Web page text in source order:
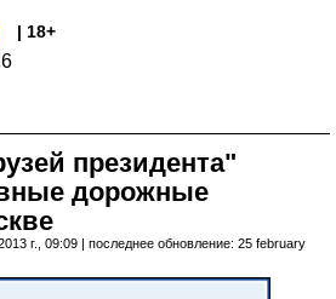
| 18+
президента"
дорожные
г., 09:09 | последнее обновление: 25 february